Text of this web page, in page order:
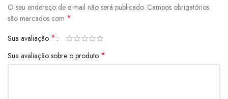
O seu endereço de e-mail não será publicado. Campos obrigatórios
são marcados com *
Sua avaliação *
Sua avaliação sobre o produto *